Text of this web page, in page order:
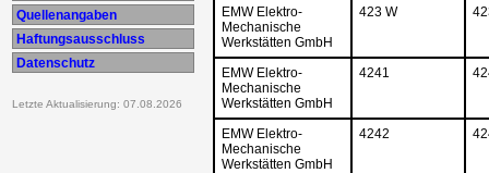
Quellenangaben
Haftungsausschluss
Datenschutz
Letzte Aktualisierung: 07.08.2026
EMW Elektro-
Mechanische
Werkstätten GmbH
423 W
EMW Elektro-
Mechanische
Werkstätten GmbH
4241
EMW Elektro-
Mechanische
Werkstätten GmbH
4242